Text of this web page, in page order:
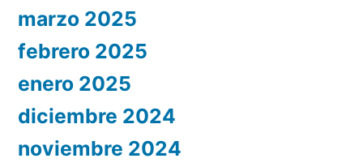
marzo 2025
febrero 2025
enero 2025
diciembre 2024
noviembre 2024